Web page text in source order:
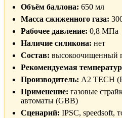
Объём баллона: 650 мл
Масса сжиженного газа:
Рабочее давление: 0,8 МПа
Наличие силикона: нет
Состав: высокоочищенный
Рекомендуемая
Производитель: A2 TECH
Применение: газовые
автоматы (GBB)
Сценарий: IPSC, speedsoft,